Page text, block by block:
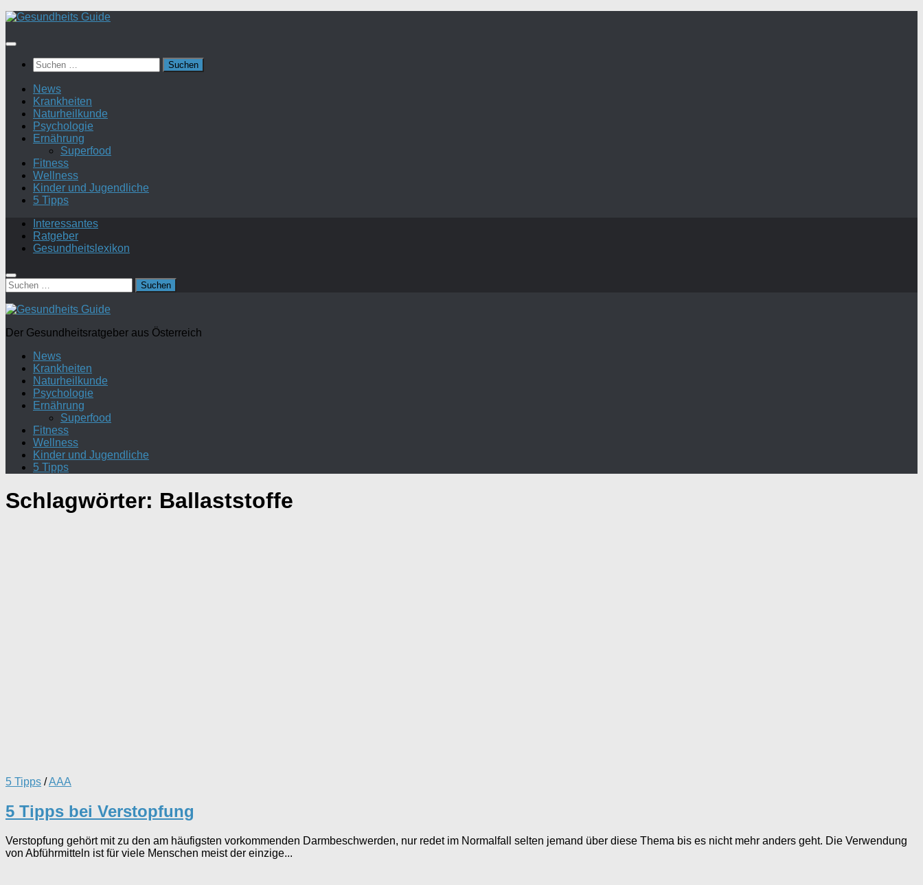
Suchen
nach:
News
Krankheiten
Naturheilkunde
Psychologie
Ernährung
Superfood
Fitness
Wellness
Kinder und Jugendliche
5 Tipps
Interessantes
Ratgeber
Gesundheitslexikon
Suchen
nach:
Der Gesundheitsratgeber aus Österreich
News
Krankheiten
Naturheilkunde
Psychologie
Ernährung
Superfood
Fitness
Wellness
Kinder und Jugendliche
5 Tipps
Schlagwörter: Ballaststoffe
5 Tipps /AAA
5 Tipps bei Verstopfung
Verstopfung gehört mit zu den am häufigsten vorkommenden Darmbeschwerden, nur redet im Normalfall selten jemand über diese Thema bis es nicht mehr anders geht. Die Verwendung
von Abführmitteln ist für viele Menschen meist der einzige...